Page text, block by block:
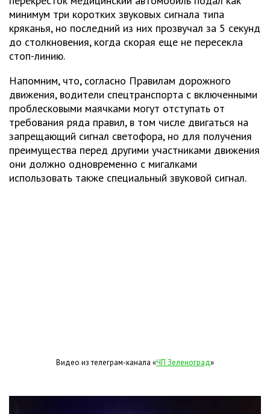
минимум три коротких звуковых сигнала типа
кряканья, но последний из них прозвучал за 5 секунд
до столкновения, когда скорая еще не пересекла
стоп-линию.
Напомним, что, согласно Правилам дорожного
движения, водители спецтранспорта с включенными
проблесковыми маячками могут отступать от
требования ряда правил, в том числе двигаться на
запрещающий сигнал светофора, но для получения
преимущества перед другими участниками движения
они должно одновременно с мигалками
использовать также специальный звуковой сигнал.
Видео из телеграм-канала «ЧП Зеленоград»